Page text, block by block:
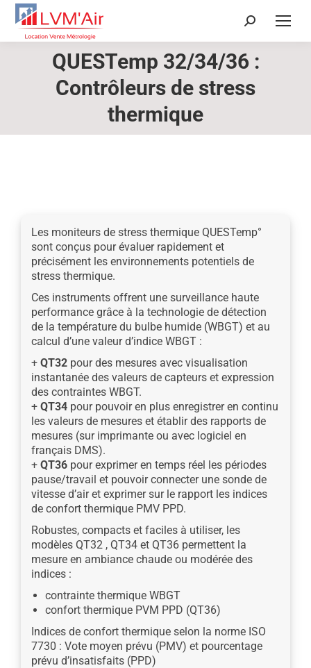
Recherche
QUESTemp 32/34/36 :
Contrôleurs de stress
thermique
Vous êtes ici :
Les moniteurs de stress thermique QUESTemp°
sont conçus pour évaluer rapidement et
précisément les environnements potentiels de
stress thermique.
Ces instruments offrent une surveillance haute
performance grâce à la technologie de détection
de la température du bulbe humide (WBGT) et au
calcul d’une valeur d’indice WBGT :
+ QT32 pour des mesures avec visualisation
instantanée des valeurs de capteurs et expression
des contraintes WBGT.
+ QT34 pour pouvoir en plus enregistrer en continu
les valeurs de mesures et établir des rapports de
mesures (sur imprimante ou avec logiciel en
français DMS).
+ QT36 pour exprimer en temps réel les périodes
pause/travail et pouvoir connecter une sonde de
vitesse d’air et exprimer sur le rapport les indices
de confort thermique PMV PPD.
Robustes, compacts et faciles à utiliser, les
modèles QT32 , QT34 et QT36 permettent la
mesure en ambiance chaude ou modérée des
indices :
contrainte thermique WBGT
confort thermique PVM PPD (QT36)
Indices de confort thermique selon la norme ISO
7730 : Vote moyen prévu (PMV) et pourcentage
prévu d’insatisfaits (PPD)